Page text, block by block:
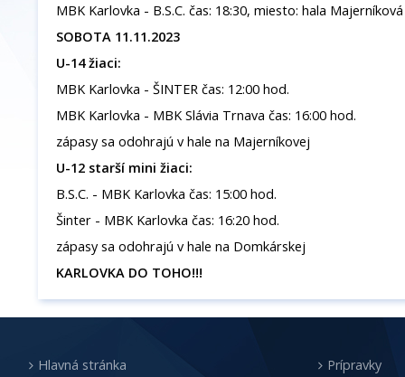
MBK Karlovka - B.S.C. čas: 18:30, miesto: hala Majerníková
SOBOTA 11.11.2023
U-14 žiaci:
MBK Karlovka - ŠINTER čas: 12:00 hod.
MBK Karlovka - MBK Slávia Trnava čas: 16:00 hod.
zápasy sa odohrajú v hale na Majerníkovej
U-12 starší mini žiaci:
B.S.C. - MBK Karlovka čas: 15:00 hod.
Šinter - MBK Karlovka čas: 16:20 hod.
zápasy sa odohrajú v hale na Domkárskej
KARLOVKA DO TOHO!!!
Hlavná stránka
Prípravky